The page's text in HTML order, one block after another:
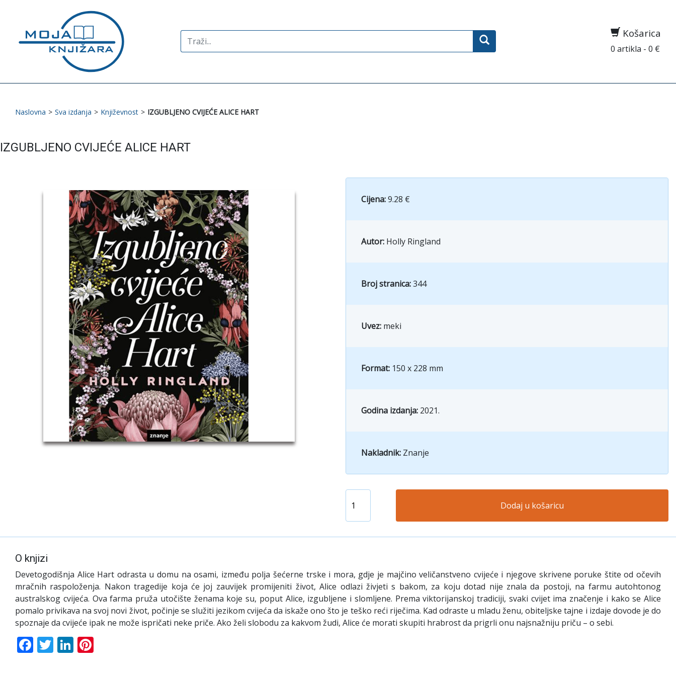
Search
for:
Košarica
0 artikla - 0 €
Naslovna > Sva izdanja > Književnost > IZGUBLJENO CVIJEĆE ALICE HART
IZGUBLJENO CVIJEĆE ALICE HART
Cijena:9.28 €
Autor: Holly Ringland
Broj stranica:344
Uvez: meki
Format: 150 x 228 mm
Godina izdanja: 2021.
Nakladnik: Znanje
Dodaj u košaricu
O knjizi
Devetogodišnja Alice Hart odrasta u domu na osami, između polja šećerne trske i mora, gdje je majčino veličanstveno cvijeće i njegove skrivene poruke štite od očevih
mračnih raspoloženja. Nakon tragedije koja će joj zauvijek promijeniti život, Alice odlazi živjeti s bakom, za koju dotad nije znala da postoji, na farmu autohtonog
australskog cvijeća. Ova farma pruža utočište ženama koje su, poput Alice, izgubljene i slomljene. Prema viktorijanskoj tradiciji, svaki cvijet ima značenje i kako se Alice
pomalo privikava na svoj novi život, počinje se služiti jezikom cvijeća da iskaže ono što je teško reći riječima. Kad odraste u mladu ženu, obiteljske tajne i izdaje dovode je do
spoznaje da cvijeće ipak ne može ispričati neke priče. Ako želi slobodu za kakvom žudi, Alice će morati skupiti hrabrost da prigrli onu najsnažniju priču – o sebi.
Facebook
TwitterLinkedIn